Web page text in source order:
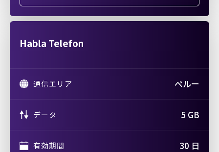
Habla Telefon
通信エリア ペルー
データ 5 GB
有効期間 30 日